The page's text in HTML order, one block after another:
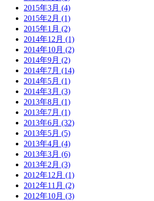
2015年3月 (4)
2015年2月 (1)
2015年1月 (2)
2014年12月 (1)
2014年10月 (2)
2014年9月 (2)
2014年7月 (14)
2014年5月 (1)
2014年3月 (3)
2013年8月 (1)
2013年7月 (1)
2013年6月 (32)
2013年5月 (5)
2013年4月 (4)
2013年3月 (6)
2013年2月 (3)
2012年12月 (1)
2012年11月 (2)
2012年10月 (3)